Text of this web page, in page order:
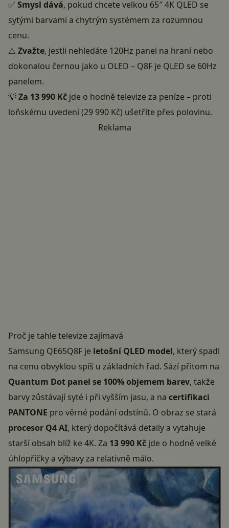
✅ Smysl dává, pokud chcete velkou 65″ 4K QLED se
sytými barvami a chytrým systémem za rozumnou
cenu.
⚠️ Zvažte, jestli nehledáte 120Hz panel na hraní nebo
dokonalou černou jako u OLED – Q8F je QLED se 60Hz
panelem.
💡Za 13 990 Kč jde o hodně televize za peníze – proti
loňskému uvedení (29 990 Kč) ušetříte přes polovinu.
Reklama
Proč je tahle televize zajímavá
Samsung QE65Q8F je letošní QLED model, který spadl
na cenu obvyklou spíš u základních řad. Sází přitom na
Quantum Dot panel se 100% objemem barev, takže
barvy zůstávají syté i při vyšším jasu, a na certifikaci
PANTONE pro věrné podání odstínů. O obraz se stará
procesor Q4 AI, který dopočítává detaily a vytahuje
starší obsah blíž ke 4K. Za 13 990 Kč jde o hodně velké
úhlopříčky a výbavy za relativně málo.